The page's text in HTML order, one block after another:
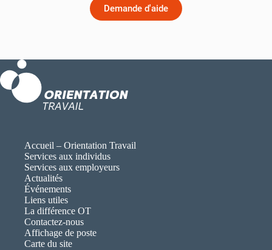
Demande d'aide
Accueil – Orientation Travail
Services aux individus
Services aux employeurs
Actualités
Événements
Liens utiles
La différence OT
Contactez-nous
Affichage de poste
Carte du site